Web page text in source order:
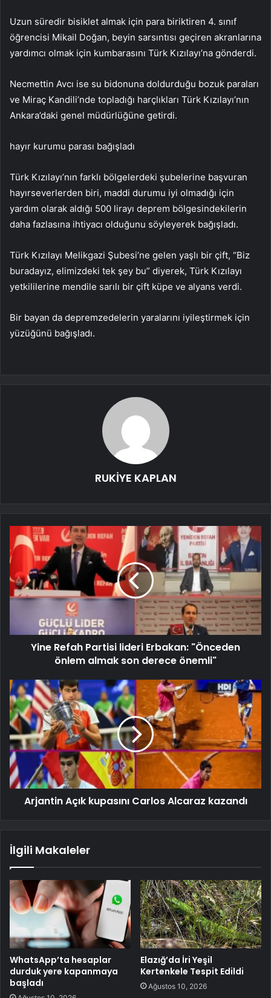
Uzun süredir bisiklet almak için para biriktiren 4. sınıf
öğrencisi Mikail Doğan, beyin sarsıntısı geçiren akranlarına
yardımcı olmak için kumbarasını Türk Kızılayı’na gönderdi.
Necmettin Avcı ise su bidonuna doldurduğu bozuk paraları
ve Miraç Kandili’nde topladığı harçlıkları Türk Kızılayı’nın
Ankara’daki genel müdürlüğüne getirdi.
hayır kurumu parası bağışladı
Türk Kızılayı’nın farklı bölgelerdeki şubelerine başvuran
hayırseverlerden biri, maddi durumu iyi olmadığı için
yardım olarak aldığı 500 lirayı deprem bölgesindekilerin
daha fazlasına ihtiyacı olduğunu söyleyerek bağışladı.
Türk Kızılayı Melikgazi Şubesi’ne gelen yaşlı bir çift, “Biz
buradayız, elimizdeki tek şey bu” diyerek, Türk Kızılayı
yetkililerine mendile sarılı bir çift küpe ve alyans verdi.
Bir bayan da depremzedelerin yaralarını iyileştirmek için
yüzüğünü bağışladı.
RUKİYE KAPLAN
Yine Refah Partisi lideri Erbakan: "Önceden
önlem almak son derece önemli"
Arjantin Açık kupasını Carlos Alcaraz kazandı
İlgili Makaleler
WhatsApp’ta hesaplar
durduk yere kapanmaya
başladı
Elazığ’da İri Yeşil
Kertenkele Tespit Edildi
Ağustos 10, 2026